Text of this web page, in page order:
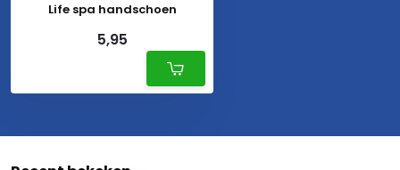
Life spa handschoen
5,95